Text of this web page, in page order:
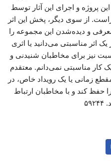
پروژه و اجرای این آثار توسط
از سوی دیگر، پخش این اثر
و دیده‌شدن این مجموعه را
اثر مناسبتی می‌دانید یا اثری
نیز برای مخاطبان شنیدنی و
کار مناسبتی نمی‌دانم. معتقدم
زمانی یا یک رویداد خاص، در
حفظ کند و با مخاطبان ارتباط